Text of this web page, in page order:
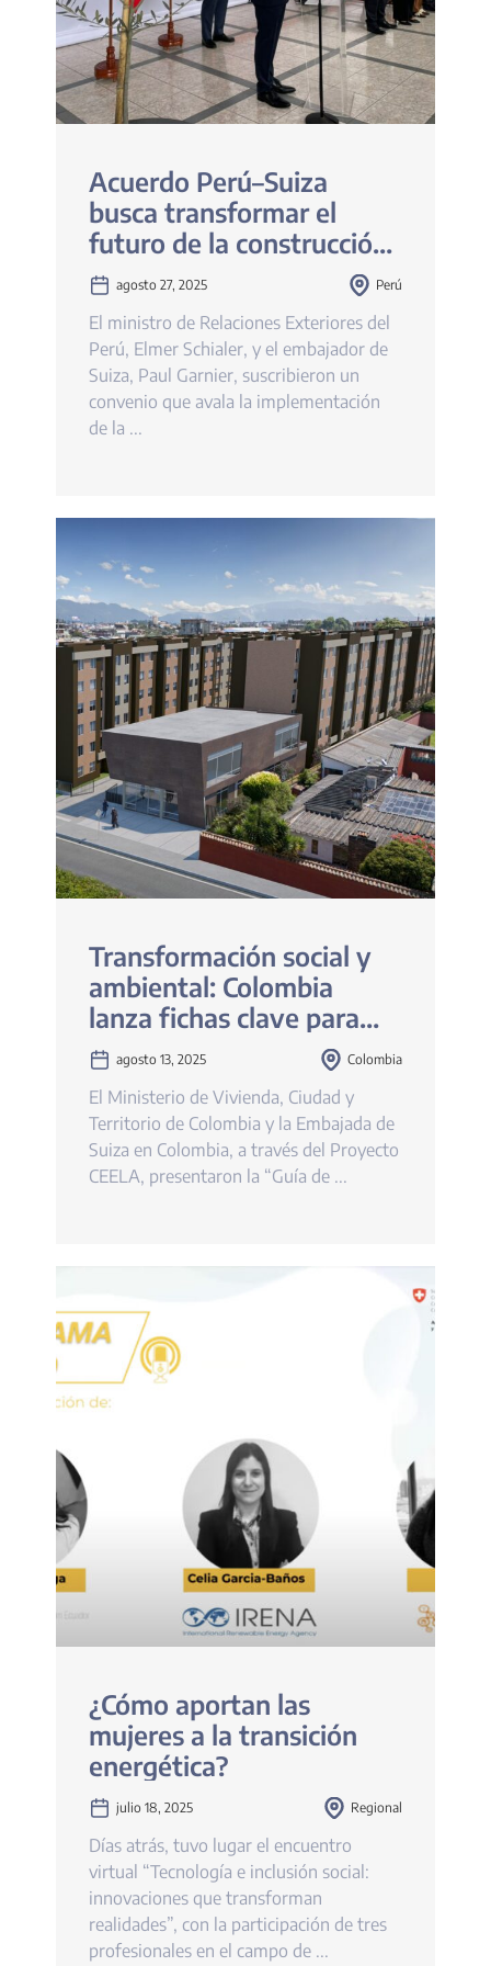
Acuerdo Perú–Suiza
busca transformar el
futuro de la construcción
sostenible
agosto 27, 2025 Perú
El ministro de Relaciones Exteriores del
Perú, Elmer Schialer, y el embajador de
Suiza, Paul Garnier, suscribieron un
convenio que avala la implementación
de la ...
Transformación social y
ambiental: Colombia
lanza fichas clave para
proyectos de vivienda
social sostenible con el
apoyo de Suiza
agosto 13, 2025 Colombia
El Ministerio de Vivienda, Ciudad y
Territorio de Colombia y la Embajada de
Suiza en Colombia, a través del Proyecto
CEELA, presentaron la “Guía de ...
¿Cómo aportan las
mujeres a la transición
energética?
julio 18, 2025 Regional
Días atrás, tuvo lugar el encuentro
virtual “Tecnología e inclusión social:
innovaciones que transforman
realidades”, con la participación de tres
profesionales en el campo de ...